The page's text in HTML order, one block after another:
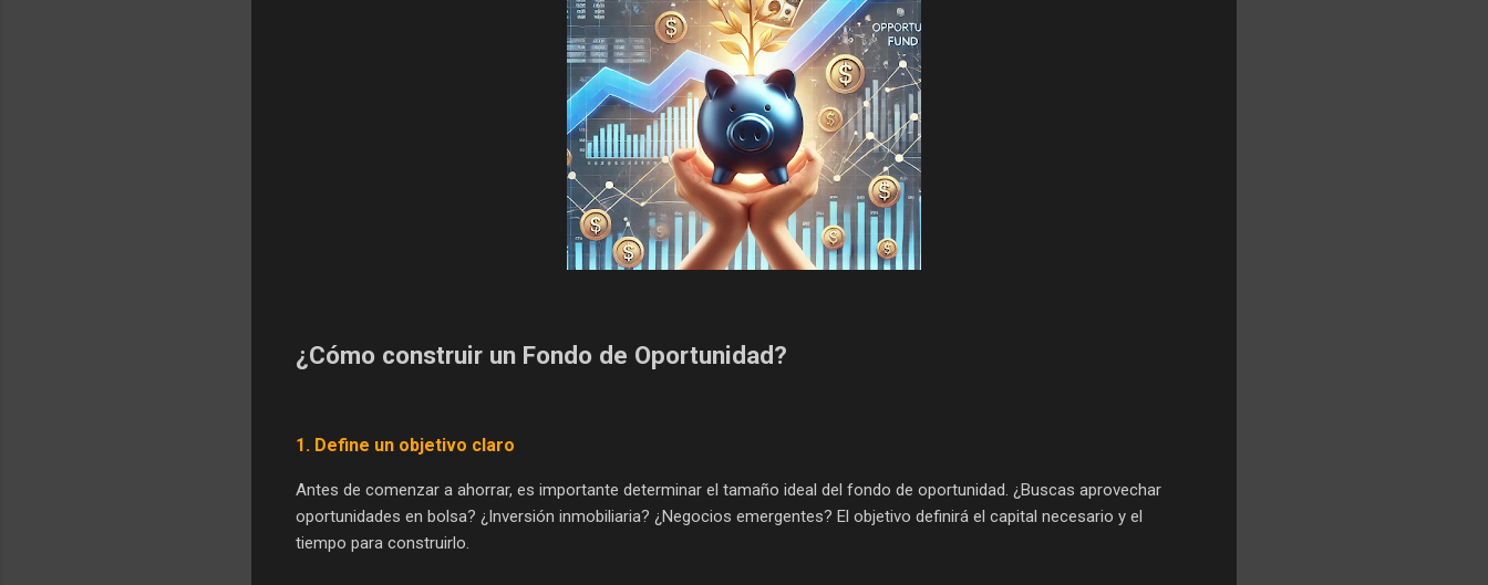
¿Cómo construir un Fondo de Oportunidad?
1. Define un objetivo claro
Antes de comenzar a ahorrar, es importante determinar el tamaño ideal del fondo de oportunidad. ¿Buscas aprovechar
oportunidades en bolsa? ¿Inversión inmobiliaria? ¿Negocios emergentes? El objetivo definirá el capital necesario y el
tiempo para construirlo.